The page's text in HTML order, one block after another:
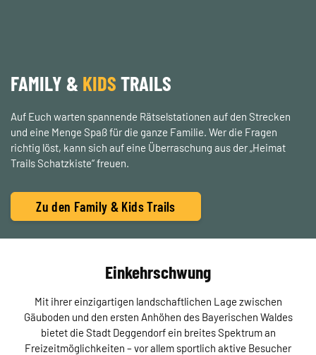
FAMILY & KIDS TRAILS
Auf Euch warten spannende Rätselstationen auf den Strecken
und eine Menge Spaß für die ganze Familie. Wer die Fragen
richtig löst, kann sich auf eine Überraschung aus der „Heimat
Trails Schatzkiste“ freuen.
Zu den Family & Kids Trails
Einkehrschwung
Mit ihrer einzigartigen landschaftlichen Lage zwischen
Gäuboden und den ersten Anhöhen des Bayerischen Waldes
bietet die Stadt Deggendorf ein breites Spektrum an
Freizeitmöglichkeiten – vor allem sportlich aktive Besucher